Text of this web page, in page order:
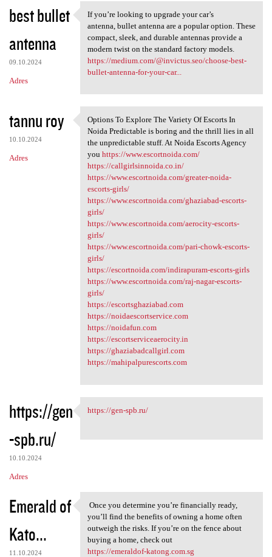
best bullet
antenna
09.10.2024
Adres
If you’re looking to upgrade
If you’re looking to upgrade your car’s
antenna, bullet antenna are a popular option. These
compact, sleek, and durable antennas provide a
modern twist on the standard factory models.
https://medium.com/@invictus.seo/choose-best-
bullet-antenna-for-your-car...
tannu roy
10.10.2024
Adres
Options To Explore The
Options To Explore The Variety Of Escorts In
Noida Predictable is boring and the thrill lies in all
the unpredictable stuff. At Noida Escorts Agency
you https://www.escortnoida.com/
https://callgirlsinnoida.co.in/
https://www.escortnoida.com/greater-noida-
escorts-girls/
https://www.escortnoida.com/ghaziabad-escorts-
girls/
https://www.escortnoida.com/aerocity-escorts-
girls/
https://www.escortnoida.com/pari-chowk-escorts-
girls/
https://escortnoida.com/indirapuram-escorts-girls
https://www.escortnoida.com/raj-nagar-escorts-
girls/
https://escortsghaziabad.com
https://noidaescortservice.com
https://noidafun.com
https://escortserviceaerocity.in
https://ghaziabadcallgirl.com
https://mahipalpurescorts.com
https://gen
-spb.ru/
10.10.2024
Adres
https://gen-spb.ru/
https://gen-spb.ru/
Emerald of
Kato...
11.10.2024
Once you determine you’re
Once you determine you’re financially ready,
you’ll find the benefits of owning a home often
outweigh the risks. If you’re on the fence about
buying a home, check out
https://emeraldof-katong.com.sg